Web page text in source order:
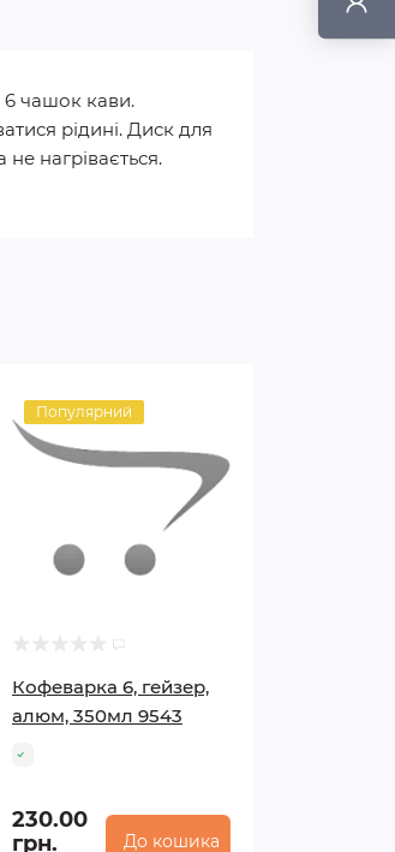
6 чашок кави.
рідині. Диск для
нагрівається.
Популярний
Кофеварка 6, гейзер,
алюм, 350мл 9543
230.00
грн.
До кошика